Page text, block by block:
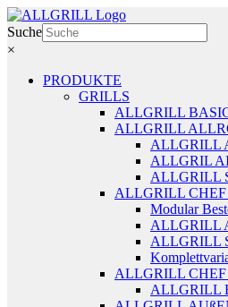
Zum
Inhalt
springen
Suche
×
PRODUKTE
GRILLS
ALLGRILL
ALLGRILL
ALLGRILL
ALLGRIL
ALLGRILL
ALLGRILL
Modular
ALLGRILL
ALLGRILL
ALLGRILL
ALLGRILL